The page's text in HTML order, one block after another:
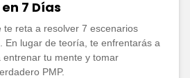
7 Días
te reta a resolver 7 escenarios
En lugar de teoría, te enfrentarás a
tu mente y tomar
PMP.